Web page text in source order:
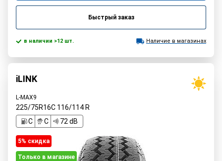
Быстрый заказ
в наличии >12 шт. Наличие в магазинах
iLINK
L-MAX9
225/75R16C 116/114 R
C
C 72 dB
5% cкидка
Только в магазине